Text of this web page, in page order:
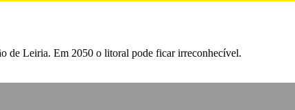
de Leiria. Em 2050 o litoral pode ficar irreconhecível.